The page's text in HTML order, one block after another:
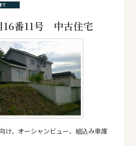
て
16番11号 中古住宅
け、オーシャンビュー、組込み車庫